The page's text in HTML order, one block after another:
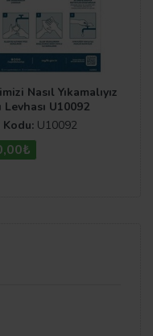
Nasıl Yıkamalıyız
Levhası U10092
Kodu: U10092